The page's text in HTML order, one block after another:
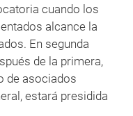
cuando los
alcance la
En segunda
de la primera,
de asociados
estará presidida